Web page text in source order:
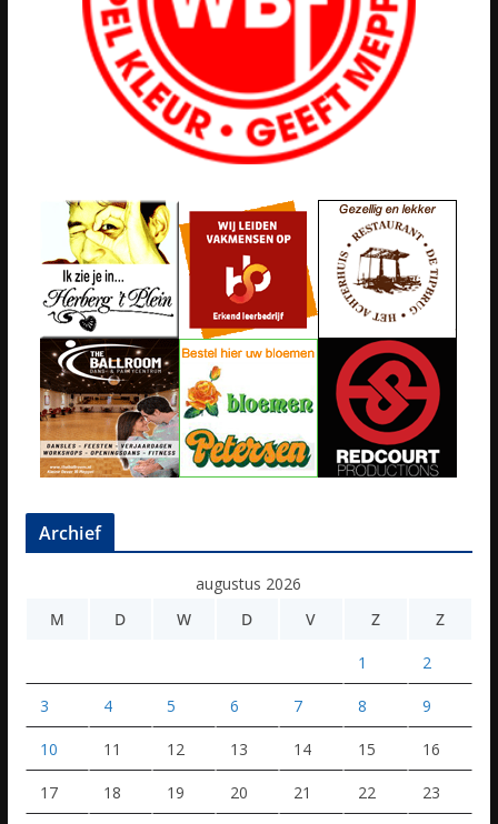
Archief
augustus 2026
M
D W D V Z Z
1 2
3 4 5 6 7 8 9
10 11 12 13 14 15 16
17 18 19 20 21 22 23